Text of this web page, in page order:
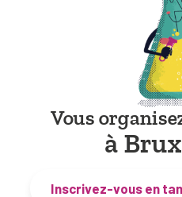
Vous
à
Inscrivez-vous en